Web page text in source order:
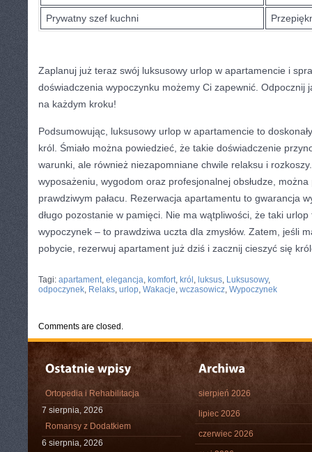
Prywatny szef ⁤kuchni
Zaplanuj już teraz swój luksusowy urlop ‌w‌ apartamencie i
doświadczenia wypoczynku możemy⁢ Ci zapewnić. ‌Odpocznij
‌na każdym kroku!
Podsumowując, luksusowy urlop w apartamencie to
król. Śmiało‍ można‍ powiedzieć, że‍ takie doświadczenie
warunki, ale również niezapomniane​ chwile ⁢relaksu i
wyposażeniu, wygodom oraz profesjonalnej obsłudze, ⁣można
prawdziwym pałacu.​ Rezerwacja apartamentu ⁣to gwarancja​
długo pozostanie ‍w ‍pamięci. ‌Nie ma wątpliwości, że taki
wypoczynek – to prawdziwa ⁢uczta dla ⁢zmysłów. Zatem,⁣ jeśli
pobycie, rezerwuj apartament już dziś i zacznij cieszyć się
Tagi: apartament elegancja komfort król luksus Luksusowy,
odpoczynek Relaks urlop Wakacje wczasowicz Wypoczynek
Comments are closed.
Ortopedia i Rehabilitacja
7 sierpnia, 2026
Romansy z Dodatkiem
6 sierpnia, 2026
sierpień 2026
lipiec 2026
czerwiec 2026